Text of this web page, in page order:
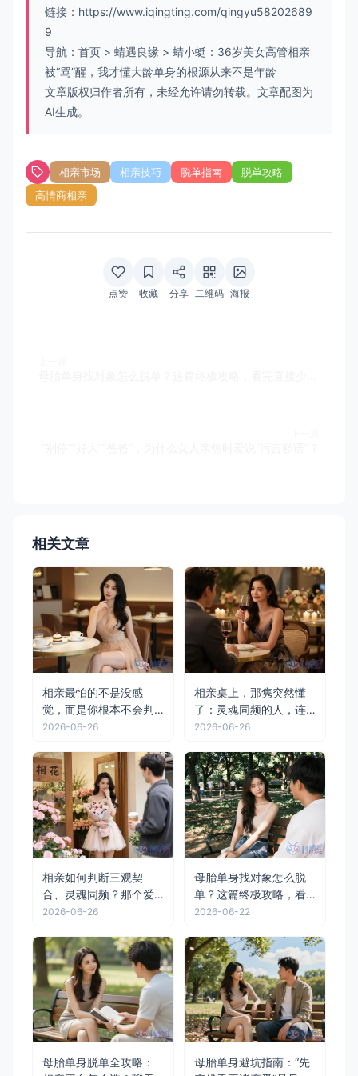
链接： https://www.iqingting.com/qingyu58202689
9
导航： 首页 > 蜻遇良缘 > 蜻小蜓：36岁美女高管相亲
被“骂”醒，我才懂大龄单身的根源从来不是年龄
文章版权归作者所有，未经允许请勿转载。文章配图为
AI生成。
相亲市场 相亲技巧 脱单指南
脱单攻略
高情商相亲
点赞 收藏 分享 二维码 海报
相关文章
相亲最怕的不是没感
觉，而是你根本不会判
断"对的人"
2026-06-26
相亲桌上，那隽突然懂
了：灵魂同频的人，连
忌口都一模一样
2026-06-26
相亲如何判断三观契
合、灵魂同频？那个爱
了四年的女孩用离开教
2026-06-26
母胎单身找对象怎么脱
单？这篇终极攻略，看
完直接少走3年弯路
2026-06-22
母胎单身脱单全攻略：
母胎单身避坑指南：“先